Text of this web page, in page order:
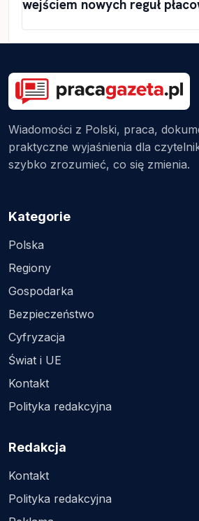
wejściem nowych reguł
Wiadomości z Polski, praca,
praktyczne wyjaśnienia dla
szybko zrozumieć, co się zmienia.
Kategorie
Polska
Regiony
Gospodarka
Bezpieczeństwo
Cyfryzacja
Świat i UE
Kontakt
Polityka redakcyjna
Redakcja
Kontakt
Polityka redakcyjna